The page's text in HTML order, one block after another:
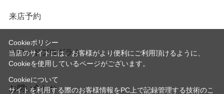
来店予約
リワードプログラム
お問い合わせ
Cookieポリシー
当店のサイトには、お客様がより便利にご利用頂けるように、
Cookieを使用しているページがございます。
Cookieについて
サイトを利用する際のお客様情報をPC上で記録管理する技術のこ